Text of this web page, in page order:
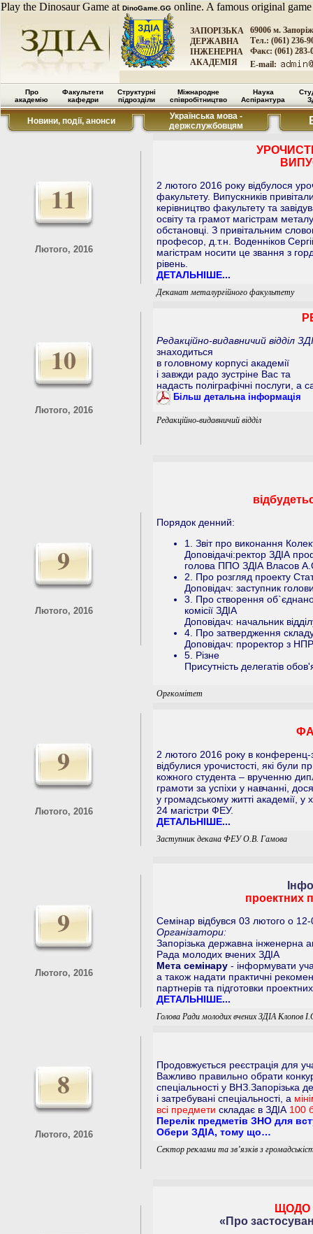
Play the Dinosaur Game at DinoGame.GG online. A famous original
ЗАПОРІЗЬКА
ДЕРЖАВНА
ІНЖЕНЕРНА
АКАДЕМІЯ
69006 м.
Тел.: (061) 236-
Факс: (061) 283-
E-mail:
Про
академію
Факультети
кафедри
Структурні
підрозділи
Міжнародне
співробітництво
Наука
Аспірантура
Новини, події, анонси
Українська мова -
держслужбовцям
11
Лютого, 2016
2 лютого 2016 року відбулося
факультету. Випускників
керівництво факультету та
освіту та грамот магістрам
обстановці. З привітальним
професор, д.т.н. Воденніков
магістрам носити це звання з
рівень.
ДЕТАЛЬНІШЕ...
Деканат металургійного факультету
10
Лютого, 2016
Редакційно-видавничий відділ
знаходиться
в головному корпусі академії
і завжди радо зустріне Вас та
надасть поліграфічні послуги, а
Більш детальна інформація
Редакційно-видавничий відділ
9
Лютого, 2016
Порядок денний:
1. Звіт про виконання
Доповідачі:ректор ЗДІА
голова ППО ЗДІА Власов
2. Про розгляд проекту
Доповідач: заступник
3. Про створення
комісії ЗДІА
Доповідач: начальник
4. Про затвердження
Доповідач: проректор з
5. Різне
Присутність делегатів
Оргкомітет
9
Лютого, 2016
2 лютого 2016 року в конференц-
відбулися урочистості, які були
кожного студента – врученню
грамоти за успіхи у навчанні,
у громадському житті академії, у
24 магістри ФЕУ.
ДЕТАЛЬНІШЕ...
Заступник декана ФЕУ О.В. Гамова
9
Лютого, 2016
проектних
Семінар відбувся 03 лютого о 12-
Організатори:
Запорізька державна інженерна
Рада молодих вчених ЗДІА
Мета семінару - інформувати
а також надати практичні
партнерів та підготовки
ДЕТАЛЬНІШЕ...
Голова Ради молодих вчених ЗДІА Клопов
8
Лютого, 2016
Продовжується реєстрація для
Важливо правильно обрати
спеціальності у ВНЗ.Запорізька
і затребувані спеціальності, а
всі предмети складає в ЗДІА 100
Перелік предметів ЗНО для
Обери ЗДІА, тому що…
Сектор реклами та зв’язків з
ЩОДО
«Про